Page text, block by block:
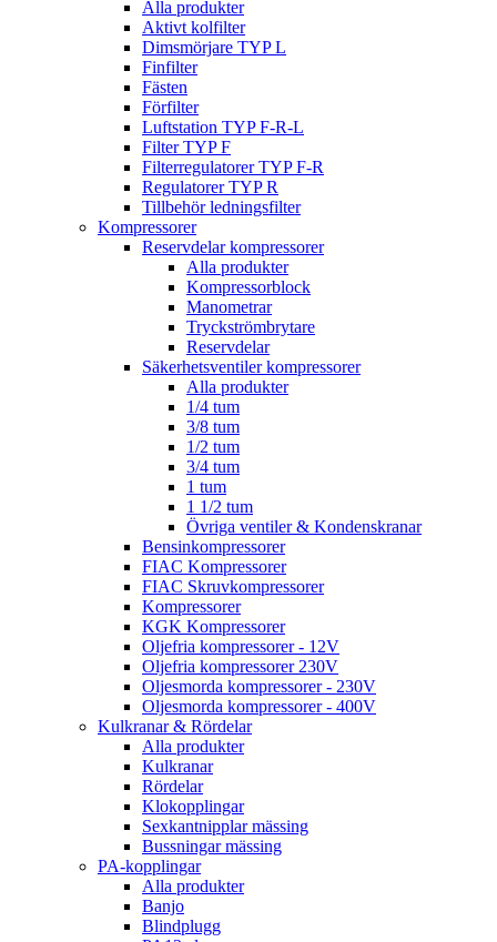
Alla produkter
Aktivt kolfilter
Dimsmörjare TYP L
Finfilter
Fästen
Förfilter
Luftstation TYP F-R-L
Filter TYP F
Filterregulatorer TYP F-R
Regulatorer TYP R
Tillbehör ledningsfilter
Kompressorer
Reservdelar kompressorer
Alla produkter
Kompressorblock
Manometrar
Tryckströmbrytare
Reservdelar
Säkerhetsventiler kompressorer
Alla produkter
1/4 tum
3/8 tum
1/2 tum
3/4 tum
1 tum
1 1/2 tum
Övriga ventiler & Kondenskranar
Bensinkompressorer
FIAC Kompressorer
FIAC Skruvkompressorer
Kompressorer
KGK Kompressorer
Oljefria kompressorer - 12V
Oljefria kompressorer 230V
Oljesmorda kompressorer - 230V
Oljesmorda kompressorer - 400V
Kulkranar & Rördelar
Alla produkter
Kulkranar
Rördelar
Klokopplingar
Sexkantnipplar mässing
Bussningar mässing
PA-kopplingar
Alla produkter
Banjo
Blindplugg